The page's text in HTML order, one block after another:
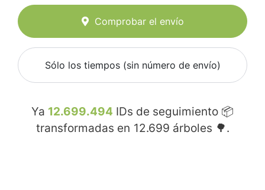
Comprobar el envío
Sólo los tiempos (sin número de envío)
Ya 12.699.494 IDs de seguimiento 📦
transformadas en 12.699 árboles 🌳.